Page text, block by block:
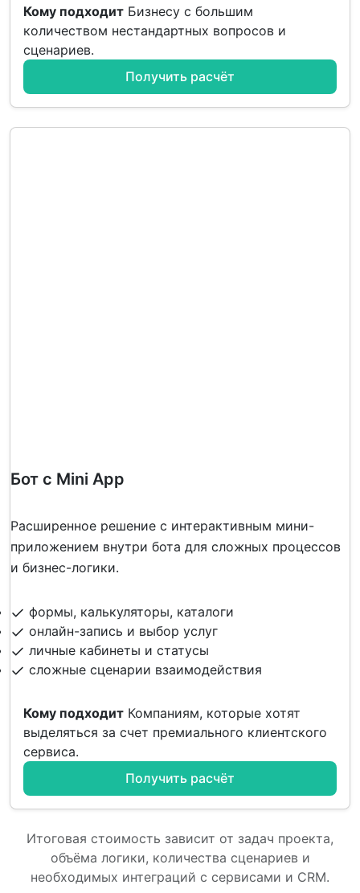
Кому подходит Бизнесу с большим
количеством нестандартных вопросов и
сценариев.
Получить расчёт
Бот с Mini App
Расширенное решение с интерактивным мини-
приложением внутри бота для сложных процессов
и бизнес-логики.
формы, калькуляторы, каталоги
онлайн-запись и выбор услуг
личные кабинеты и статусы
сложные сценарии взаимодействия
Кому подходит Компаниям, которые хотят
выделяться за счет премиального клиентского
сервиса.
Получить расчёт
Итоговая стоимость зависит от задач проекта,
объёма логики, количества сценариев и
необходимых интеграций с сервисами и CRM.